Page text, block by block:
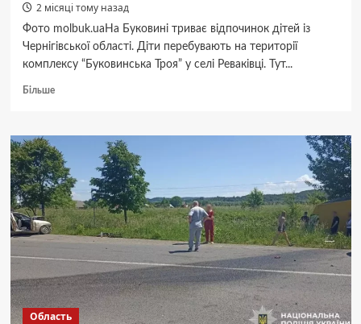
2 місяці тому назад
Фото molbuk.uaНа Буковині триває відпочинок дітей із
Чернігівської області. Діти перебувають на території
комплексу “Буковинська Троя” у селі Реваківці. Тут...
БільшеДокладніше
значно
спокійніше»:
як
діти
з
Чернігова
відновлюються
в
таборі
Буковині
Область